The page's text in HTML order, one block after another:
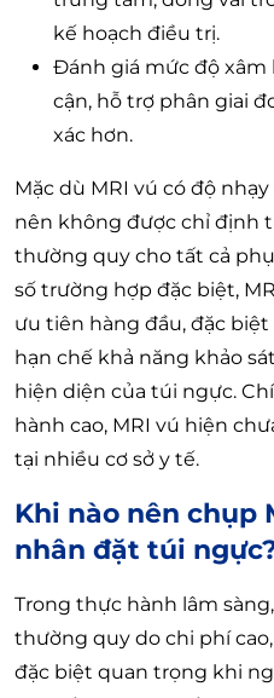
kế hoạch điều trị.
Đánh giá mức độ xâm
cận, hỗ trợ phân giai
xác hơn.
Mặc dù MRI vú có độ
nên không được chỉ định
thường quy cho tất cả
số trường hợp đặc biệt,
ưu tiên hàng đầu, đặc
hạn chế khả năng khảo
hiện diện của túi ngực.
hành cao, MRI vú hiện
tại nhiều cơ sở y tế.
Khi nào nên chụp
nhân đặt túi
Trong thực hành lâm
thường quy do chi phí
đặc biệt quan trọng khi